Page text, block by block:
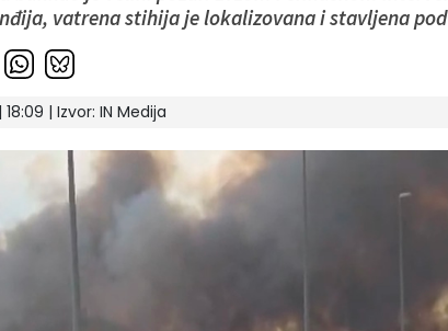
vatrena stihija je lokalizovana i stavljena
| Izvor: IN Medija